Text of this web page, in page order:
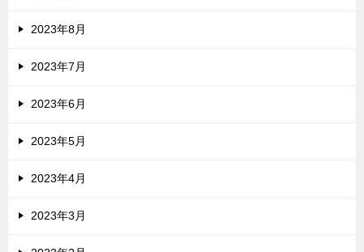
2023年8月
2023年7月
2023年6月
2023年5月
2023年4月
2023年3月